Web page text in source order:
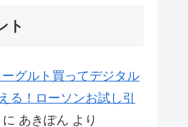
ト
グルト買ってデジタル
る！ローソンお試し引
に あきぽん より